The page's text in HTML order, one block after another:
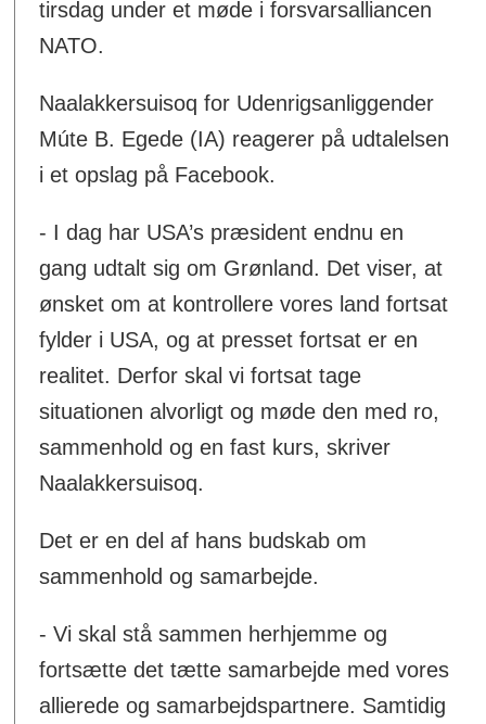
tirsdag under et møde i forsvarsalliancen
NATO.
Naalakkersuisoq for Udenrigsanliggender
Múte B. Egede (IA) reagerer på udtalelsen
i et opslag på Facebook.
- I dag har USA’s præsident endnu en
gang udtalt sig om Grønland. Det viser, at
ønsket om at kontrollere vores land fortsat
fylder i USA, og at presset fortsat er en
realitet. Derfor skal vi fortsat tage
situationen alvorligt og møde den med ro,
sammenhold og en fast kurs, skriver
Naalakkersuisoq.
Det er en del af hans budskab om
sammenhold og samarbejde.
- Vi skal stå sammen herhjemme og
fortsætte det tætte samarbejde med vores
allierede og samarbejdspartnere. Samtidig